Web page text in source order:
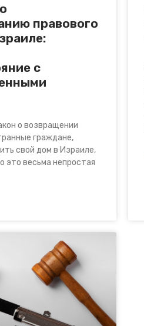
правового
с
о возвращении
граждане,
свой дом в Израиле,
это весьма непростая